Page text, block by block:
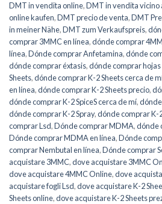
DMT in vendita online,DMT in vendita vicino
online kaufen,DMT precio de venta,DMT
in meiner Nähe,DMT zum Verkaufspreis,
comprar 3MMC en línea,dónde comprar
línea,Dónde comprar Anfetamina,dónde
dónde comprar éxtasis,dónde comprar hojas
Sheets,dónde comprar K-2 Sheets cerca de
en línea,dónde comprar K-2 Sheets precio,
dónde comprar K-2 SpiceS cerca de mí,dónde
dónde comprar K-2 Spray,dónde comprar K-
comprar Lsd,Dónde comprar MDMA,dónde
Dónde comprar MDMA en línea,Dónde
comprar Nembutal en línea,Dónde comprar
acquistare 3MMC,dove acquistare 3MMC
dove acquistare 4MMC Online,dove
acquistare fogli Lsd,dove acquistare K-2
Sheets online,dove acquistare K-2 Sheets